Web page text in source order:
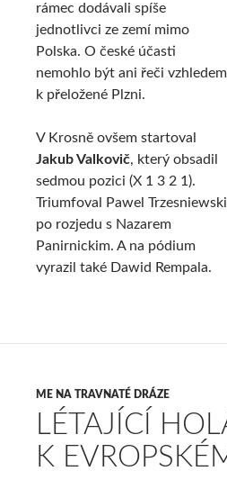
rámec dodávali spíše
jednotlivci ze zemí mimo
Polska. O české účasti
nemohlo být ani řeči vzhledem
k přeložené Plzni.
V Krosně ovšem startoval
Jakub Valkovič, který obsadil
sedmou pozici (X 1 3 2 1).
Triumfoval Pawel Trzesniewski
po rozjedu s Nazarem
Panirnickim. A na pódium
vyrazil také Dawid Rempala.
ME NA TRAVNATÉ DRÁZE
LÉTAJÍCÍ
K